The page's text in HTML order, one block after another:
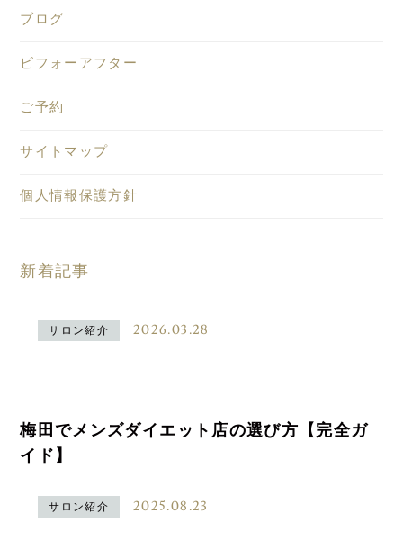
ブログ
ビフォーアフター
ご予約
サイトマップ
個人情報保護方針
新着記事
サロン紹介 2026.03.28
梅田でメンズダイエット店の選び方【完全ガ
イド】
サロン紹介 2025.08.23